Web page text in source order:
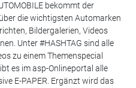
bekommt der
die wichtigsten Automarken
Bildergalerien, Videos
Unter #HASHTAG sind alle
zu einem Themenspecial
es im asp-Onlineportal alle
E-PAPER. Ergänzt wird das